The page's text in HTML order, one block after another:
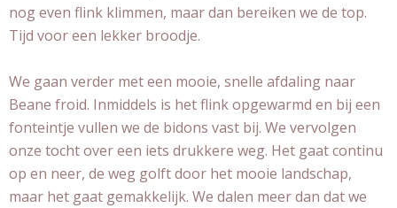
nog even flink klimmen, maar dan bereiken we de top.
Tijd voor een lekker broodje.
We gaan verder met een mooie, snelle afdaling naar
Beane froid. Inmiddels is het flink opgewarmd en bij een
fonteintje vullen we de bidons vast bij. We vervolgen
onze tocht over een iets drukkere weg. Het gaat continu
op en neer, de weg golft door het mooie landschap,
maar het gaat gemakkelijk. We dalen meer dan dat we